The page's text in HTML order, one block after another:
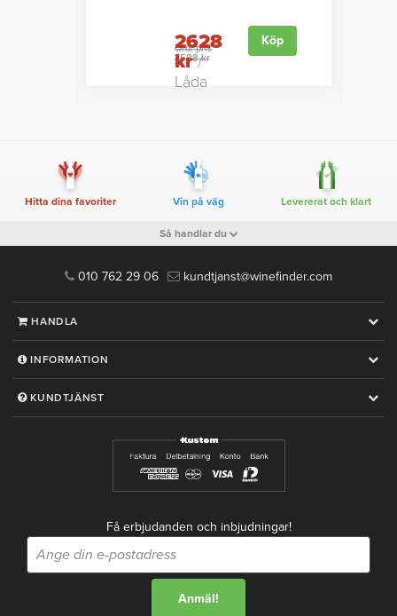
Ord. pris
3588 kr
2628
kr/
Låda
Köp
Hitta dina favoriter Vin på väg Levererat och klart
Så handlar du
010 762 29 06 kundtjanst@winefinder.com
HANDLA
INFORMATION
KUNDTJÄNST
Få erbjudanden och inbjudningar!